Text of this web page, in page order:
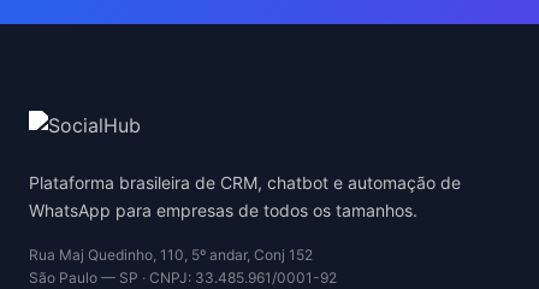
Plataforma brasileira de CRM, chatbot e automação de
WhatsApp para empresas de todos os tamanhos.
Rua Maj Quedinho, 110, 5º andar, Conj 152
São Paulo — SP · CNPJ: 33.485.961/0001-92